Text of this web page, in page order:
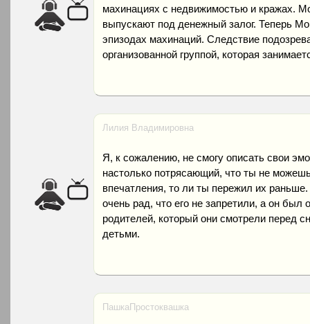
махинациях с недвижимостью и кражах.
выпускают под денежный залог. Теперь
эпизодах махинаций. Следствие
организованной группой, которая
Лилия Владимировна
Я, к сожалению, не смогу описать свои
настолько потрясающий, что ты не
впечатления, то ли ты пережил их
очень рад, что его не запретили, а он
родителей, который они смотрели перед
детьми.
ПашкаПростоквашка